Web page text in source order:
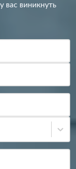
вас виникнуть